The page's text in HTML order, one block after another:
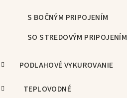
S BOČNÝM PRIPOJENÍM
SO STREDOVÝM PRIPOJENÍM
PODLAHOVÉ VYKUROVANIE
TEPLOVODNÉ